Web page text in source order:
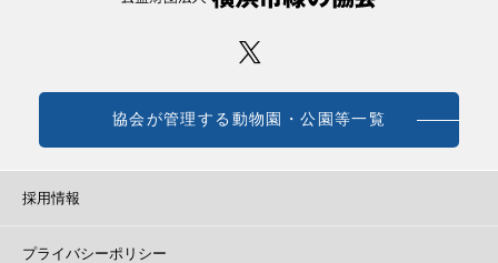
協会が管理する動物園・公園等一覧
採用情報
プライバシーポリシー